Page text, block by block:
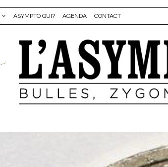
ASYMPTO QUI? AGENDA CONTACT